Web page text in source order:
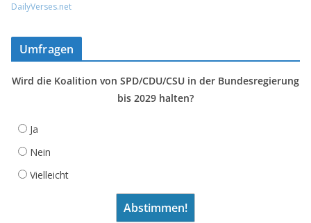
DailyVerses.net
Umfragen
Wird die Koalition von SPD/CDU/CSU in der Bundesregierung
bis 2029 halten?
Ja
Nein
Vielleicht